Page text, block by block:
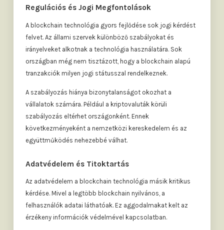
Regulációs és Jogi Megfontolások
A blockchain technológia gyors fejlődése sok jogi kérdést
felvet. Az állami szervek különböző szabályokat és
irányelveket alkotnak a technológia használatára. Sok
országban még nem tisztázott, hogy a blockchain alapú
tranzakciók milyen jogi státusszal rendelkeznek.
A szabályozás hiánya bizonytalanságot okozhat a
vállalatok számára. Például a kriptovaluták körüli
szabályozás eltérhet országonként. Ennek
következményeként a nemzetközi kereskedelem és az
együttműködés nehezebbé válhat.
Adatvédelem és Titoktartás
Az adatvédelem a blockchain technológia másik kritikus
kérdése. Mivel a legtöbb blockchain nyilvános, a
felhasználók adatai láthatóak. Ez aggodalmakat kelt az
érzékeny információk védelmével kapcsolatban.